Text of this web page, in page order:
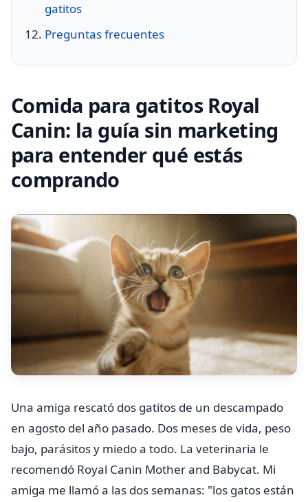
gatitos
Preguntas frecuentes
Comida para gatitos Royal
Canin: la guía sin marketing
para entender qué estás
comprando
Una amiga rescató dos gatitos de un descampado
en agosto del año pasado. Dos meses de vida, peso
bajo, parásitos y miedo a todo. La veterinaria le
recomendó Royal Canin Mother and Babycat. Mi
amiga me llamó a las dos semanas: "los gatos están